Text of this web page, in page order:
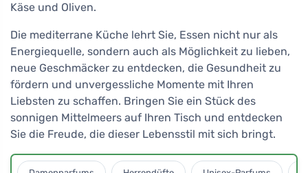
Käse und Oliven.
Die mediterrane Küche lehrt Sie, Essen nicht nur als
Energiequelle, sondern auch als Möglichkeit zu lieben,
neue Geschmäcker zu entdecken, die Gesundheit zu
fördern und unvergessliche Momente mit Ihren
Liebsten zu schaffen. Bringen Sie ein Stück des
sonnigen Mittelmeers auf Ihren Tisch und entdecken
Sie die Freude, die dieser Lebensstil mit sich bringt.